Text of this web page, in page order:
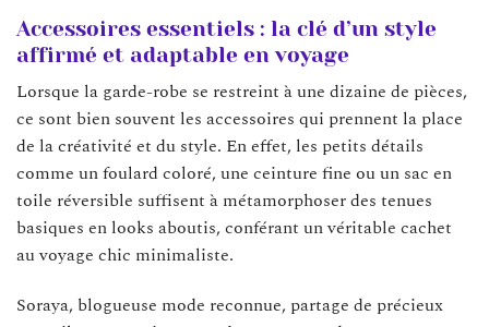
Accessoires essentiels : la clé d’un style
affirmé et adaptable en voyage
Lorsque la garde-robe se restreint à une dizaine de pièces,
ce sont bien souvent les accessoires qui prennent la place
de la créativité et du style. En effet, les petits détails
comme un foulard coloré, une ceinture fine ou un sac en
toile réversible suffisent à métamorphoser des tenues
basiques en looks aboutis, conférant un véritable cachet
au voyage chic minimaliste.
Soraya, blogueuse mode reconnue, partage de précieux